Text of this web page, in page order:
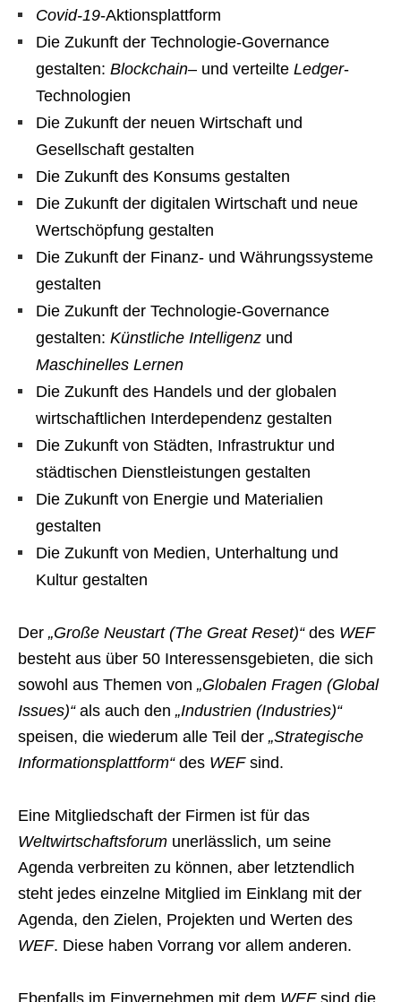
Covid-19-Aktionsplattform
Die Zukunft der Technologie-Governance
gestalten: Blockchain– und verteilte Ledger-
Technologien
Die Zukunft der neuen Wirtschaft und
Gesellschaft gestalten
Die Zukunft des Konsums gestalten
Die Zukunft der digitalen Wirtschaft und neue
Wertschöpfung gestalten
Die Zukunft der Finanz- und Währungssysteme
gestalten
Die Zukunft der Technologie-Governance
gestalten: Künstliche Intelligenz und
Maschinelles Lernen
Die Zukunft des Handels und der globalen
wirtschaftlichen Interdependenz gestalten
Die Zukunft von Städten, Infrastruktur und
städtischen Dienstleistungen gestalten
Die Zukunft von Energie und Materialien
gestalten
Die Zukunft von Medien, Unterhaltung und
Kultur gestalten
Der „Große Neustart (The Great Reset)“des WEF
besteht aus über 50 Interessensgebieten, die sich
sowohl aus Themen von „Globalen Fragen (Global
Issues)“als auch den „Industrien (Industries)“
speisen, die wiederum alle Teil der „Strategische
Informationsplattform“des WEFsind.
Eine Mitgliedschaft der Firmen ist für das
Weltwirtschaftsforum unerlässlich, um seine
Agenda verbreiten zu können, aber letztendlich
steht jedes einzelne Mitglied im Einklang mit der
Agenda, den Zielen, Projekten und Werten des
WEF. Diese haben Vorrang vor allem anderen.
Ebenfalls im Einvernehmen mit dem WEFsind die